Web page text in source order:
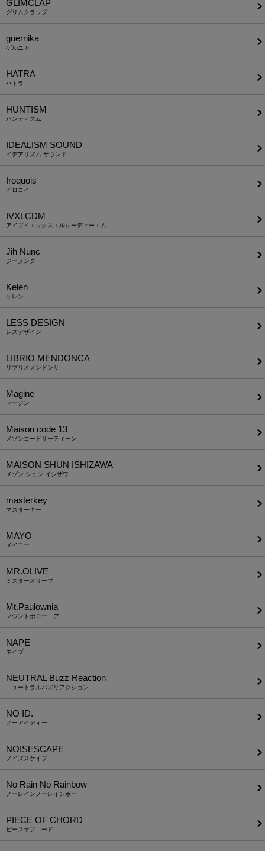
GLIMCLAP
グリムクラップ
guernika
ゲルニカ
HATRA
ハトラ
HUNTISM
ハンティズム
IDEALISM SOUND
イデアリズム サウンド
Iroquois
イロコイ
IVXLCDM
アイブイエックスエルシーディーエム
Jih Nunc
ジーヌンク
Kelen
ケレン
LESS DESIGN
レスデザイン
LIBRIO MENDONCA
リブリオメンドンサ
Magine
マージン
Maison code 13
メゾンコードサーティーン
MAISON SHUN ISHIZAWA
メゾン シュン イシザワ
masterkey
マスターキー
MAYO
メイヨー
MR.OLIVE
ミスターオリーブ
Mt.Paulownia
マウントポローニア
NAPE_
ネイプ
NEUTRAL Buzz Reaction
ニュートラルバズリアクション
NO ID.
ノーアイディー
NOISESCAPE
ノイズスケイプ
No Rain No Rainbow
ノーレインノーレインボー
PIECE OF CHORD
ピースオブコード